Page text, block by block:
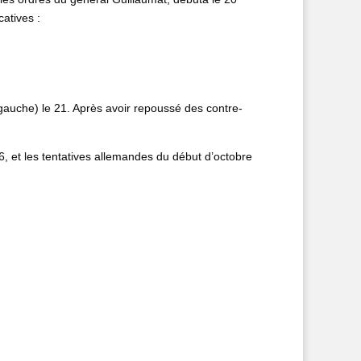
:
le 21. Après avoir repoussé des contre-
et les tentatives allemandes du début d’octobre